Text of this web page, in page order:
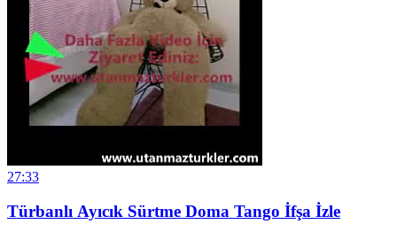
27:33
Türbanlı Ayıcık Sürtme Doma Tango İfşa İzle